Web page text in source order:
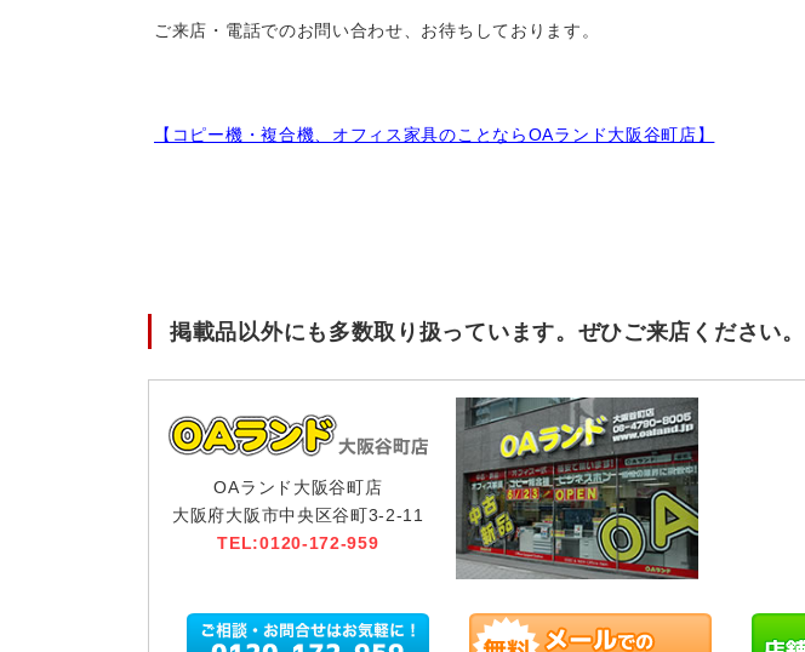
ご来店・電話でのお問い合わせ、お待ちしております。
【コピー機・複合機、オフィス家具のことならOAランド大阪谷町店】
掲載品以外にも多数取り扱っています。ぜひご来店ください。
OAランド大阪谷町店
大阪府大阪市中央区谷町3-2-11
TEL:0120-172-959